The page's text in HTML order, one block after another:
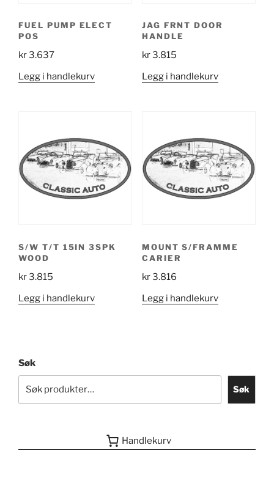
FUEL PUMP ELECT
POS
kr3.637
Legg i handlekurv
JAG FRNT DOOR
HANDLE
kr3.815
Legg i handlekurv
S/W T/T 15IN 3SPK
WOOD
kr3.815
Legg i handlekurv
MOUNT S/FRAMME
CARIER
kr3.816
Legg i handlekurv
Søk
Søk
Handlekurv